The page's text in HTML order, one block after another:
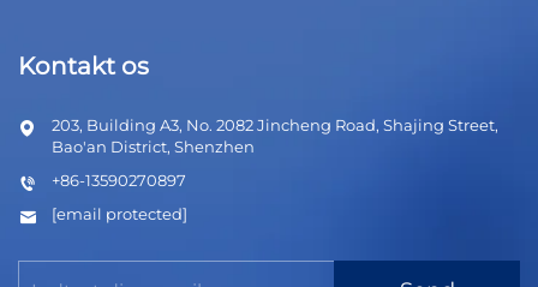
Kontakt os
203, Building A3, No. 2082 Jincheng Road, Shajing Street,
Bao'an District, Shenzhen
+86-13590270897
[email protected]